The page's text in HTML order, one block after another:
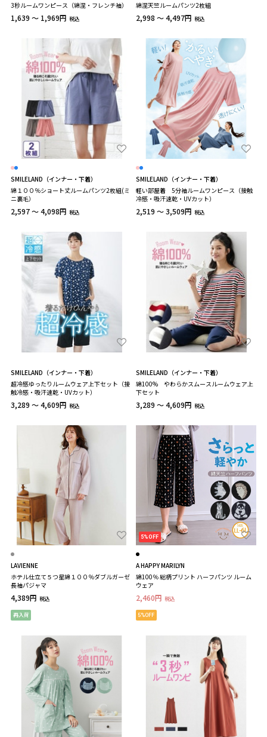
3秒ルームワンピース（綿混・フレンチ袖）
1,639 ～ 1,969円 税込
綿混天竺ルームパンツ2枚組
2,998 ～ 4,497円 税込
SMILELAND（インナー・下着）
綿１００％ショート丈ルームパンツ2枚組(ミ
ニ裏毛）
2,597 ～ 4,098円 税込
SMILELAND（インナー・下着）
軽い部屋着 5分袖ルームワンピース（接触
冷感・吸汗速乾・UVカット）
2,519 ～ 3,509円 税込
SMILELAND（インナー・下着）
超冷感ゆったりルームウェア上下セット（接
触冷感・吸汗速乾・UVカット）
3,289 ～ 4,609円 税込
SMILELAND（インナー・下着）
綿100% やわらかスムースルームウェア上
下セット
3,289 ～ 4,609円 税込
LAVIENNE
ホテル仕立て５つ星綿１００％ダブルガーゼ
長袖パジャマ
4,389円 税込
再入荷
5%OFF
A HAPPY MARILYN
綿100％ 総柄プリント ハーフパンツ ルーム
ウェア
2,460円 税込
5%OFF